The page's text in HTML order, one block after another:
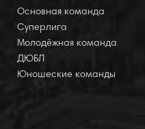
Основная команда
Суперлига
Молодёжная команда
ДЮБЛ
Юношеские команды